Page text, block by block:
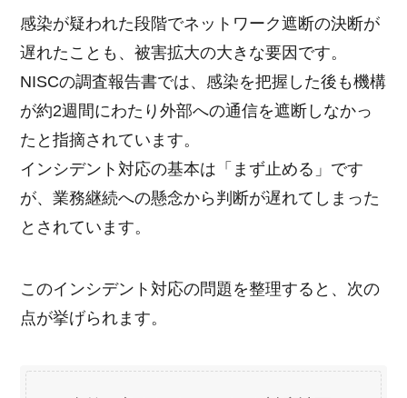
感染が疑われた段階でネットワーク遮断の決断が
遅れたことも、被害拡大の大きな要因です。
NISCの調査報告書では、感染を把握した後も機構
が約2週間にわたり外部への通信を遮断しなかっ
たと指摘されています。
インシデント対応の基本は「まず止める」です
が、業務継続への懸念から判断が遅れてしまった
とされています。
このインシデント対応の問題を整理すると、次の
点が挙げられます。